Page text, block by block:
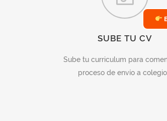
SUBE TU CV
Sube tu curriculum para
proceso de envío a